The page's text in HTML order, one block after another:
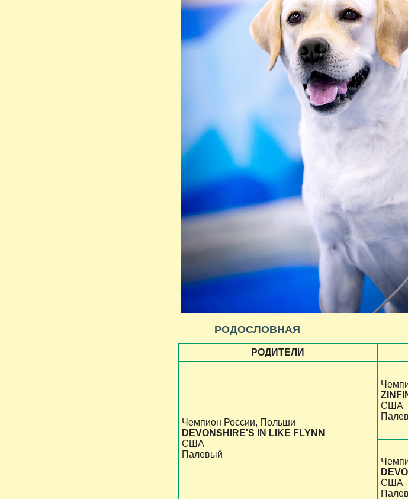
РОДОСЛОВНАЯ
РОДИТЕЛИ
Чемпион России, Польши
DEVONSHIRE'S IN LIKE FLYNN
США
Палевый
США
США